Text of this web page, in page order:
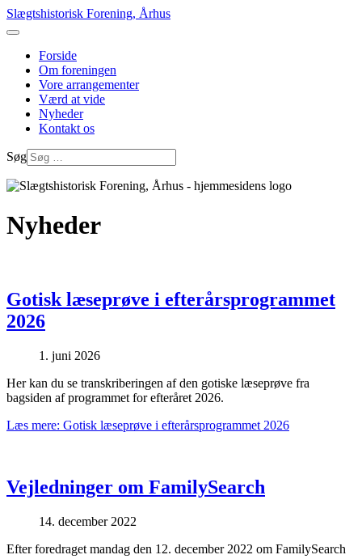
Slægtshistorisk Forening, Århus
Forside
Om foreningen
Vore arrangementer
Værd at vide
Nyheder
Kontakt os
Søg
Nyheder
Gotisk læseprøve i efterårsprogrammet
2026
1. juni 2026
Her kan du se transkriberingen af den gotiske læseprøve fra
bagsiden af programmet for efteråret 2026.
Læs mere: Gotisk læseprøve i efterårsprogrammet 2026
Vejledninger om FamilySearch
14. december 2022
Efter foredraget mandag den 12. december 2022 om FamilySearch